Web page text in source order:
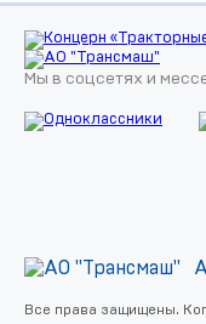
Все права защищены.
Мы в соцсетях и